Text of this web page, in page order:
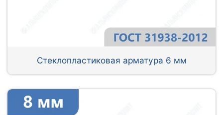
Стеклопластиковая арматура 6 мм